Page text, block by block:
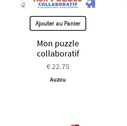
Ajouter au Panier
Mon puzzle
collaboratif
€ 22.75
Auzou